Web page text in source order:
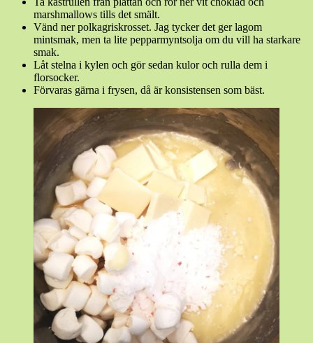
marshmallows tills det smält.
Vänd ner polkagriskrosset. Jag tycker det ger lagom
mintsmak, men ta lite pepparmyntsolja om du vill ha starkare
smak.
Låt stelna i kylen och gör sedan kulor och rulla dem i
florsocker.
Förvaras gärna i frysen, då är konsistensen som bäst.